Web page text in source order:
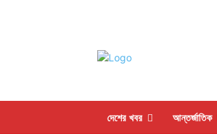
দেশের খবর আন্তর্জাতিক